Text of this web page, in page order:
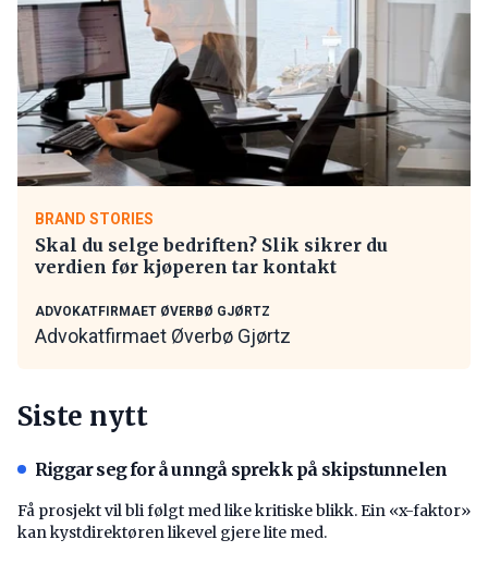
BRAND STORIES
Skal du selge bedriften? Slik sikrer du
verdien før kjøperen tar kontakt
ADVOKATFIRMAET ØVERBØ GJØRTZ
Advokatfirmaet Øverbø Gjørtz
Siste nytt
Riggar seg for å unngå sprekk på skipstunnelen
Få prosjekt vil bli følgt med like kritiske blikk. Ein «x-faktor»
kan kystdirektøren likevel gjere lite med.